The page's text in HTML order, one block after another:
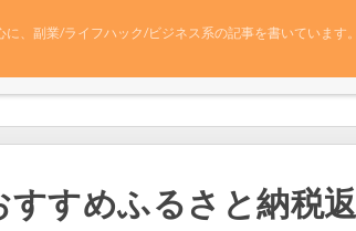
、副業/ライフハック/ビジネス系の記事を書いています。
すすめふるさと納税返